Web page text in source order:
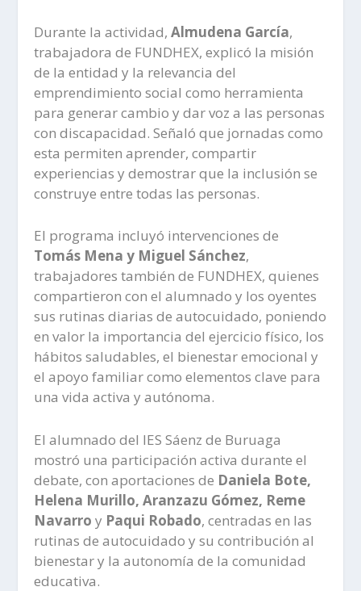
Durante la actividad,Almudena García,
trabajadora de FUNDHEX, explicó la misión
de la entidad y la relevancia del
emprendimiento social como herramienta
para generar cambio y dar voz a las personas
con discapacidad. Señaló que jornadas como
esta permiten aprender, compartir
experiencias y demostrar que la inclusión se
construye entre todas las personas.
El programa incluyó intervenciones de
Tomás Mena y Miguel Sánchez,
trabajadores también de FUNDHEX, quienes
compartieron con el alumnado y los oyentes
sus rutinas diarias de autocuidado, poniendo
en valor la importancia del ejercicio físico, los
hábitos saludables, el bienestar emocional y
el apoyo familiar como elementos clave para
una vida activa y autónoma.
El alumnado del IES Sáenz de Buruaga
mostró una participación activa durante el
debate, con aportaciones de Daniela Bote,
Helena Murillo, Aranzazu Gómez, Reme
Navarroy Paqui Robado, centradas en las
rutinas de autocuidado y su contribución al
bienestar y la autonomía de la comunidad
educativa.